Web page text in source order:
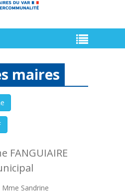
maires
FANGUIAIRE
Mme Sandrine